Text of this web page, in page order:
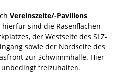
Vereinszelte/-Pavillons
sind die Rasenflächen
der Westseite des SLZ-
sowie der Nordseite des
zur Schwimmhalle. Hier
freizuhalten.